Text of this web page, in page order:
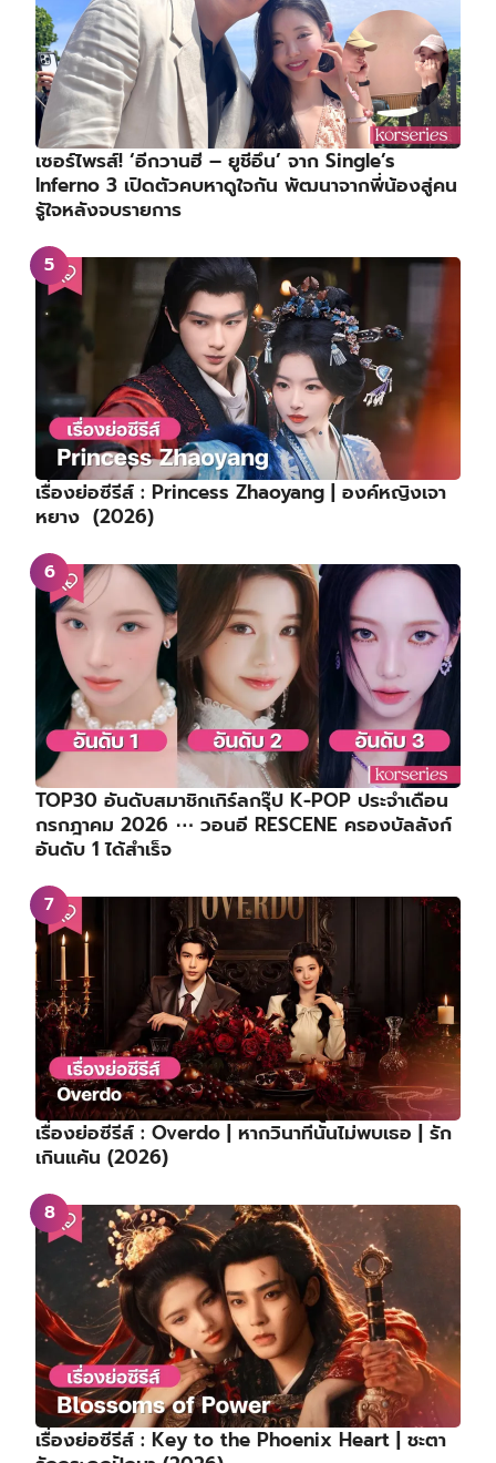
เซอร์ไพรส์! ‘อีกวานฮี – ยูชีอึน’ จาก Single’s
Inferno 3 เปิดตัวคบหาดูใจกัน พัฒนาจากพี่น้องสู่คน
รู้ใจหลังจบรายการ
เรื่องย่อซีรีส์ : Princess Zhaoyang | องค์หญิงเจา
หยาง (2026)
TOP30 อันดับสมาชิกเกิร์ลกรุ๊ป K-POP ประจำเดือน
กรกฎาคม 2026 ⋯ วอนอี RESCENE ครองบัลลังก์
อันดับ 1 ได้สำเร็จ
เรื่องย่อซีรีส์ : Overdo | หากวินาทีนั้นไม่พบเธอ | รัก
เกินแค้น (2026)
เรื่องย่อซีรีส์ : Key to the Phoenix Heart | ชะตา